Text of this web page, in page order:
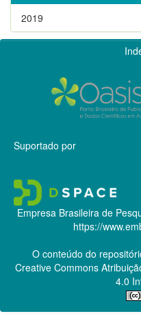
2019
Suportado por
Empresa Brasileira de
https://
O conteúdo do
Creative Commons
4.0